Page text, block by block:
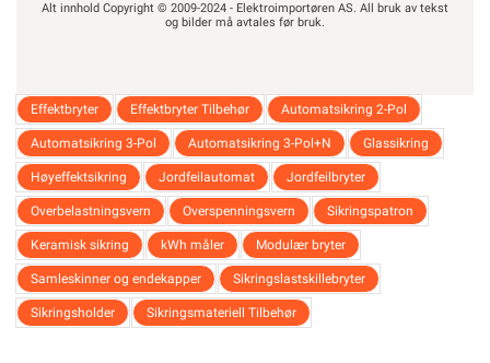
Alt innhold Copyright © 2009-2024 - Elektroimportøren AS. All bruk av tekst
og bilder må avtales før bruk.
Effektbryter Effektbryter Tilbehør Automatsikring 2-Pol
Automatsikring 3-Pol Automatsikring 3-Pol+N Glassikring
Høyeffektsikring Jordfeilautomat Jordfeilbryter
Overbelastningsvern Overspenningsvern Sikringspatron
Keramisk sikring kWh måler Modulær bryter
Samleskinner og endekapper Sikringslastskillebryter
Sikringsholder Sikringsmateriell Tilbehør